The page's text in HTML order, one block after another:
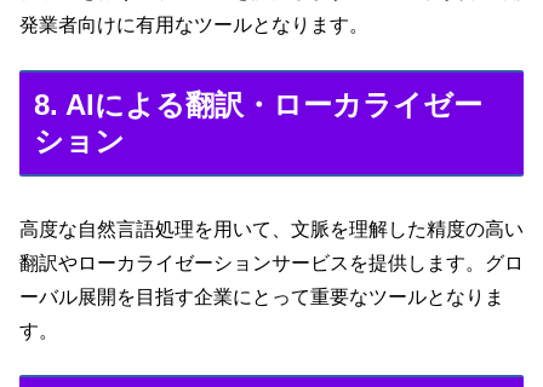
発業者向けに有用なツールとなります。
8. AIによる翻訳・ローカライゼー
ション
高度な自然言語処理を用いて、文脈を理解した精度の高い
翻訳やローカライゼーションサービスを提供します。グロ
ーバル展開を目指す企業にとって重要なツールとなりま
す。